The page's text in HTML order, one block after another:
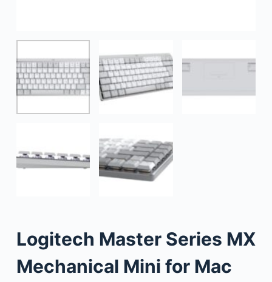
Logitech Master Series MX
Mechanical Mini for Mac